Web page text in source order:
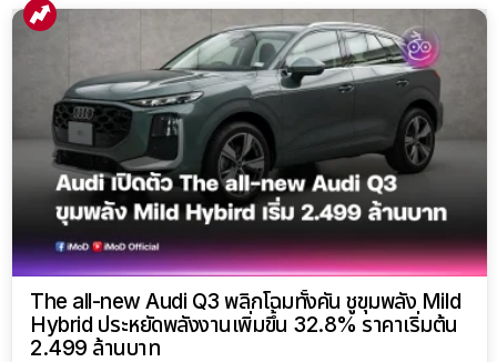
The all-new Audi Q3 พลิกโฉมทั้งคัน ชูขุมพลัง Mild
Hybrid ประหยัดพลังงานเพิ่มขึ้น 32.8% ราคาเริ่มต้น
2.499 ล้านบาท